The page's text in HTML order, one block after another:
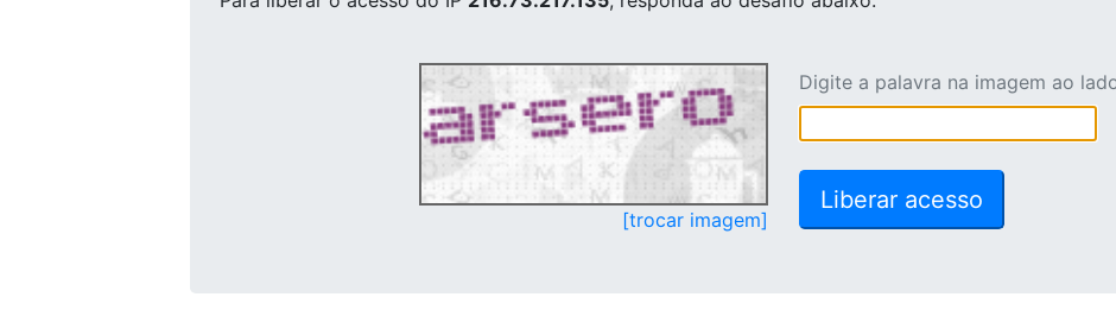
[trocar imagem]
Digite a palavra na imagem ao